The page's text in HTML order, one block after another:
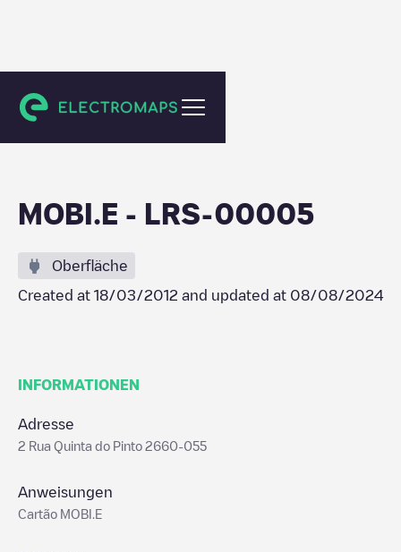
Frielas
MOBI.E - LRS-00005
Oberfläche
Created at 18/03/2012 and updated at 08/08/2024
INFORMATIONEN
Adresse
2 Rua Quinta do Pinto 2660-055
Anweisungen
Cartão MOBI.E